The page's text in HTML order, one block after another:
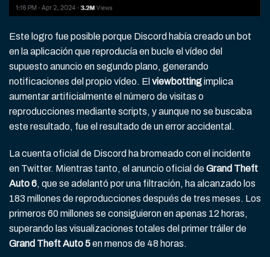
Este logro fue posible porque Discord había creado un bot
en la aplicación que reproducía en bucle el vídeo del
supuesto anuncio en segundo plano, generando
notificaciones del propio vídeo. El viewbottingimplica
aumentar artificialmente el número de visitas o
reproducciones mediante scripts, y aunque no se buscaba
este resultado, fue el resultado de un error accidental.
La cuenta oficial de Discord ha bromeado con el incidente
en Twitter. Mientras tanto, el anuncio oficial deGrand Theft
Auto 6, que se adelantó por una filtración, ha alcanzado los
183 millones de reproducciones después de tres meses. Los
primeros 60 millones se consiguieron en apenas 12 horas,
superando las visualizaciones totales del primer tráiler de
Grand Theft Auto 5en menos de 48 horas.